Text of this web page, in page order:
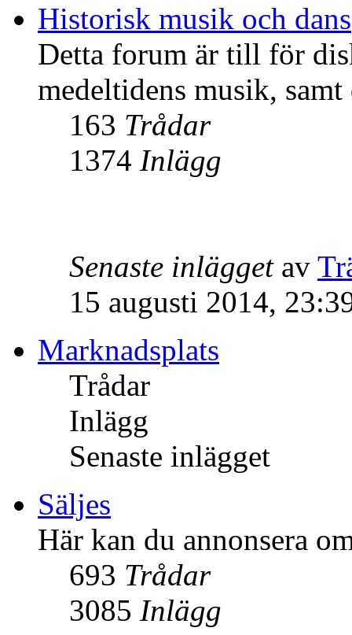
Historisk musik och dans
Detta forum är till för
medeltidens musik, samt
163 Trådar
1374 Inlägg
Senaste inläggetav
15 augusti 2014,
Marknadsplats
Trådar
Inlägg
Senaste inlägget
Säljes
Här kan du annonsera
693 Trådar
3085 Inlägg